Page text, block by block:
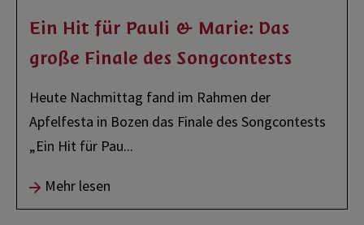
Ein Hit für Pauli & Marie: Das
große Finale des Songcontests
Heute Nachmittag fand im Rahmen der
Apfelfesta in Bozen das Finale des Songcontests
„Ein Hit für Pau...
Mehr lesen